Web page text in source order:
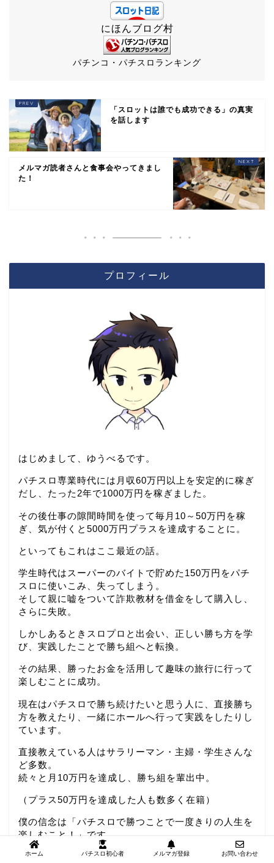
にほんブログ村
パチンコ・パチスロランキング
「スロットは誰でも成功できる」の真実
を話します
メルマガ読者さんと食事会やってきまし
た！
プロフィール
はじめまして、ゆうべるです。
パチスロ専業時代には月収60万円以上を安定的に稼ぎ
だし、たった2年で1000万円を稼ぎました。
その後仕事の隙間時間を使って毎月10～50万円を稼
ぎ、気が付くと5000万円プラスを達成することに。
といってもこれはここ最近の話。
学生時代はスーパーのバイトで貯めた150万円をパチ
スロに使いこみ、失ってしまう。
そして親に嘘をついて詐欺教材を借金をして購入し、
さらに失敗。
しかしあるときスロプロと出会い、正しい勝ち方を学
び、実践したことで勝ち組へと転換。
その結果、勝ったお金を活用して趣味の旅行に行って
楽しむことに成功。
現在はパチスロで勝ち続けたいと思う人に、直接勝ち
方を教えたり、一緒にホールへ行って実践をしたりし
ています。
直接教えている人はサラリーマン・主婦・学生さんな
ど多数。
続々と月10万円を達成し、勝ち組を輩出中。
（プラス50万円を達成した人も数多く在籍）
僕の信念は「パチスロで勝つことで一度きりの人生を
楽しむこと！」です。
もしあなたが今、パチスロで負けて困っているのであ
ホーム パチスロ初心者 メルマガ登録 お問い合わせ